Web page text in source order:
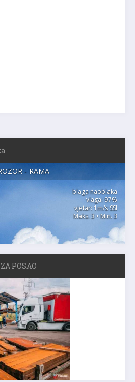
- RAMA
blaga naoblaka
vlaga: 97%
vjetar: 1m/s SSI
Maks. 3 • Min. 3
POSAO